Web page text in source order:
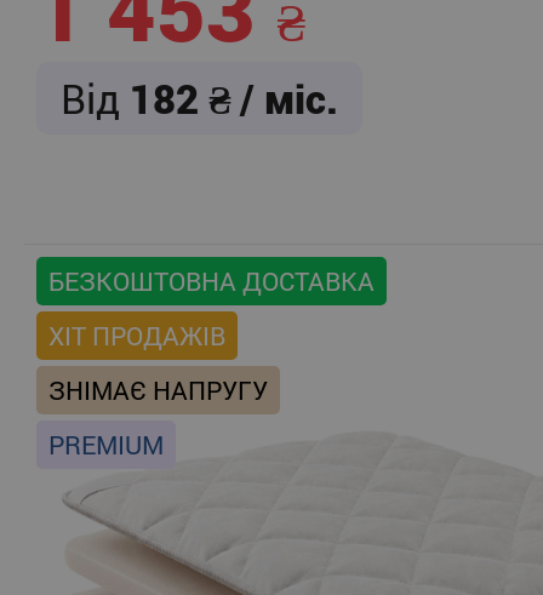
Від 182 / міс.
БЕЗКОШТОВНА ДОСТАВКА
ХІТ ПРОДАЖІВ
ЗНІМАЄ НАПРУГУ
PREMIUM